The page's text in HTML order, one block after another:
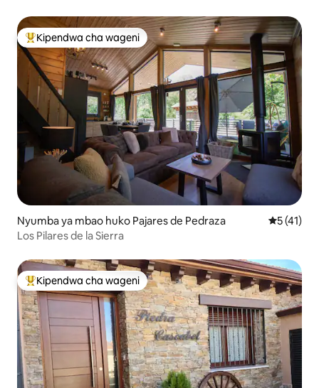
Kipendwa maarufu cha wageni
Kipendwa cha wageni
Nyumba ya mbao huko Pajares de Pedraza Ukadiriaji
5 (41)
Los Pilares de la Sierra
Kipendwa maarufu cha wageni
Kipendwa cha wageni